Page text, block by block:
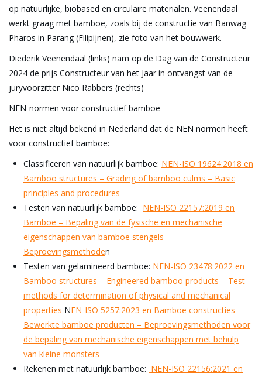
op natuurlijke, biobased en circulaire materialen. Veenendaal
werkt graag met bamboe, zoals bij de constructie van Banwag
Pharos in Parang (Filipijnen), zie foto van het bouwwerk.
Diederik Veenendaal (links) nam op de Dag van de Constructeur
2024 de prijs Constructeur van het Jaar in ontvangst van de
juryvoorzitter Nico Rabbers (rechts)
NEN-normen voor constructief bamboe
Het is niet altijd bekend in Nederland dat de NEN normen heeft
voor constructief bamboe:
Classificeren van natuurlijk bamboe: NEN-ISO 19624:2018 en
Bamboo structures – Grading of bamboo culms – Basic
principles and procedures
Testen van natuurlijk bamboe: NEN-ISO 22157:2019 en
Bamboe – Bepaling van de fysische en mechanische
eigenschappen van bamboe stengels –
Beproevingsmethoden
Testen van gelamineerd bamboe: NEN-ISO 23478:2022 en
Bamboo structures – Engineered bamboo products – Test
methods for determination of physical and mechanical
properties NEN-ISO 5257:2023 en Bamboe constructies –
Bewerkte bamboe producten – Beproevingsmethoden voor
de bepaling van mechanische eigenschappen met behulp
van kleine monsters
Rekenen met natuurlijk bamboe: NEN-ISO 22156:2021 en